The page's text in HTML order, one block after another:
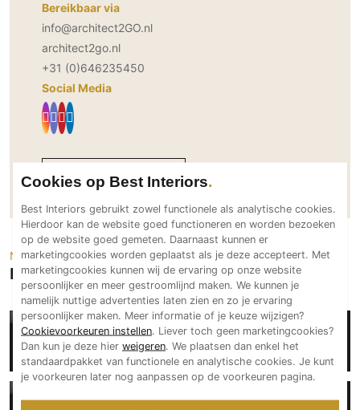
Natuursteen en keramiek
Schilderwerk
Stucwerk
Spuitwerk
Audio/Video
Domotica
Mirror TV
Fitnessapparatuur
Wifi
Overig
Aannemers Interieur
Akoestiek
Binnenzwembaden
Bereikbaar via
info@architect2GO.nl
architect2go.nl
+31 (0)646235450
Social Media
Neem een kijkje
Projecten van Architect2GO
Architect2GO
Coral Beach Club op Caraïbisch Sint Maarten
Architect2GO
Cookies op Best Interiors
Best Interiors gebruikt zowel functionele als analytische cookies.
Hierdoor kan de website goed functioneren en worden bezoeken
op de website goed gemeten. Daarnaast kunnen er
marketingcookies worden geplaatst als je deze accepteert. Met
marketingcookies kunnen wij de ervaring op onze website
persoonlijker en meer gestroomlijnd maken. We kunnen je
namelijk nuttige advertenties laten zien en zo je ervaring
persoonlijker maken. Meer informatie of je keuze wijzigen?
Cookievoorkeuren instellen. Liever toch geen marketingcookies?
Dan kun je deze hier weigeren. We plaatsen dan enkel het
standaardpakket van functionele en analytische cookies. Je kunt
je voorkeuren later nog aanpassen op de voorkeuren pagina.